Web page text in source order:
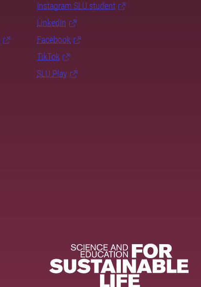
Instagram SLU.student
LinkedIn
Facebook
TikTok
SLU Play